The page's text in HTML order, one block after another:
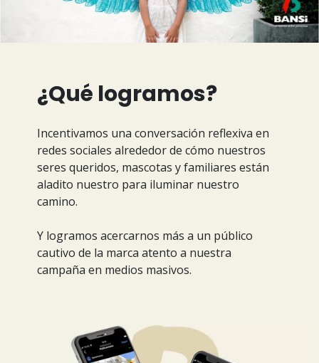
¿Qué logramos?
Incentivamos una conversación reflexiva en
redes sociales alrededor de cómo nuestros
seres queridos, mascotas y familiares están
aladito nuestro para iluminar nuestro
camino.
Y logramos acercarnos más a un público
cautivo de la marca atento a nuestra
campaña en medios masivos.